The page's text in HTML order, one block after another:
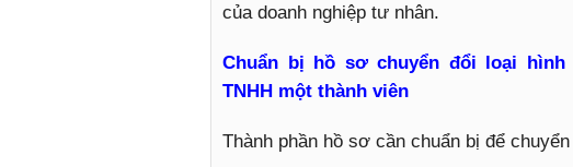
của doanh nghiệp tư nhân.
Chuẩn bị hồ sơ chuyển đổi loại
TNHH một thành viên
Thành phần hồ sơ cần chuẩn bị để